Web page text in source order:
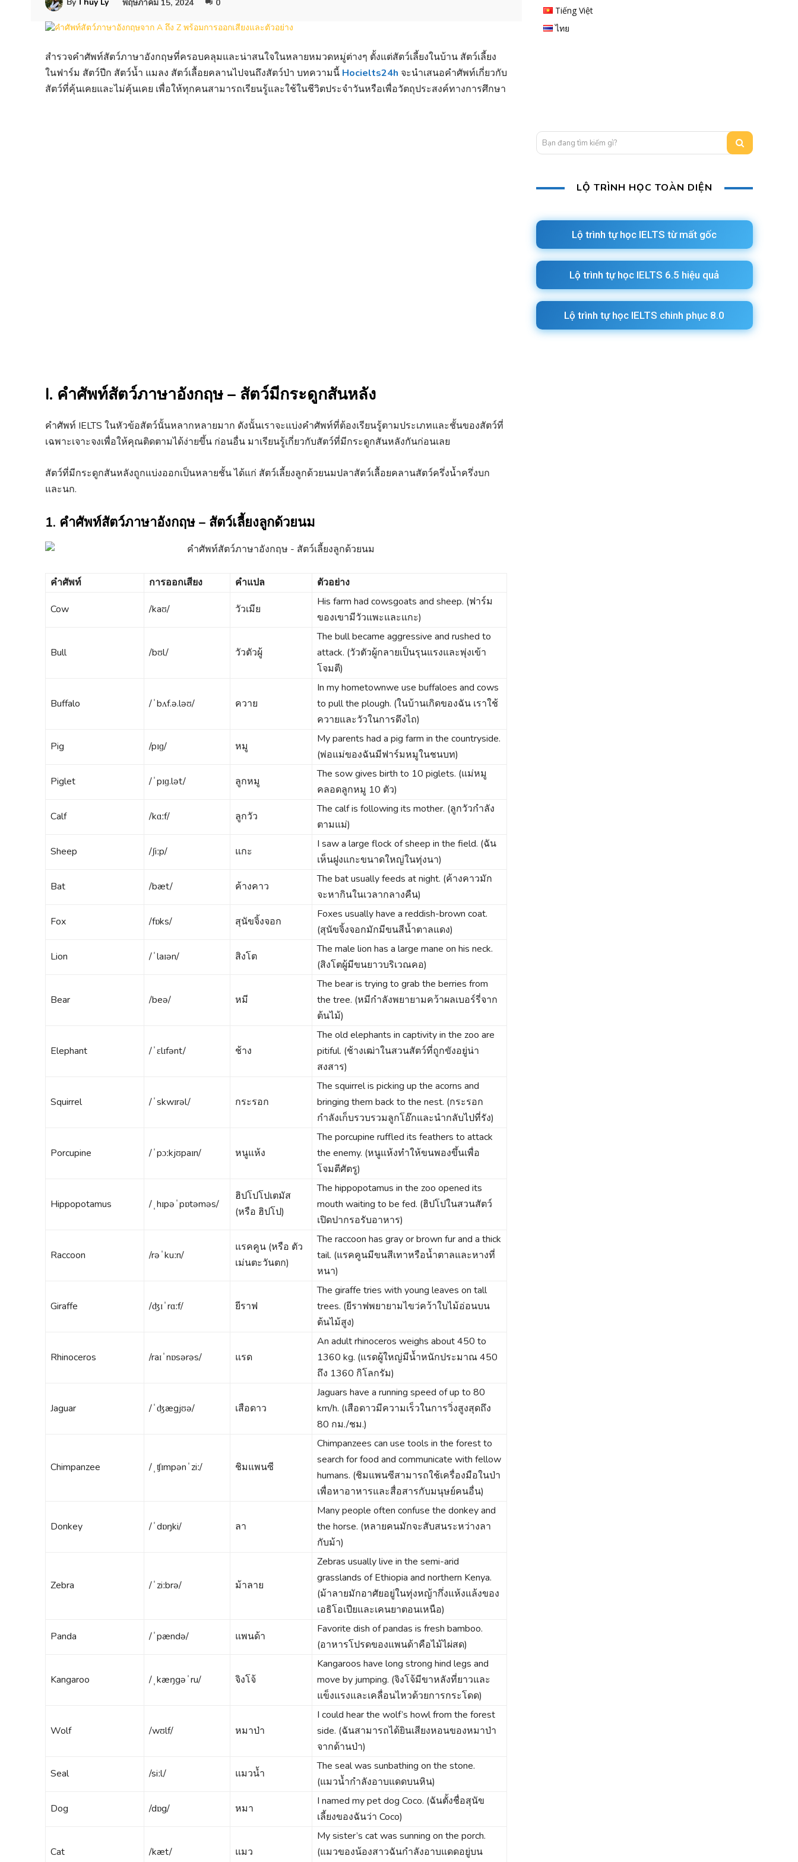
พฤษภาคม 15, 2024 0
สำรวจคำศัพท์สัตว์ภาษาอังกฤษที่ครอบคลุมและน่าสนใจในหลายหมวดหมู่ต่างๆ ตั้งแต่สัตว์เลี้ยงในบ้าน สัตว์เลี้ยง
ในฟาร์ม สัตว์ปีก สัตว์น้ำ แมลง สัตว์เลื้อยคลานไปจนถึงสัตว์ป่า บทความนี้ Hocielts24h จะนำเสนอคำศัพท์เกี่ยวกับ
สัตว์ที่คุ้นเคยและไม่คุ้นเคย เพื่อให้ทุกคนสามารถเรียนรู้และใช้ในชีวิตประจำวันหรือเพื่อวัตถุประสงค์ทางการศึกษา
I. คำศัพท์สัตว์ภาษาอังกฤษ – สัตว์มีกระดูกสันหลัง
คำศัพท์ IELTS ในหัวข้อสัตว์นั้นหลากหลายมาก ดังนั้นเราจะแบ่งคำศัพท์ที่ต้องเรียนรู้ตามประเภทและชั้นของสัตว์ที่
เฉพาะเจาะจงเพื่อให้คุณติดตามได้ง่ายขึ้น ก่อนอื่น มาเรียนรู้เกี่ยวกับสัตว์ที่มีกระดูกสันหลังกันก่อนเลย
สัตว์ที่มีกระดูกสันหลังถูกแบ่งออกเป็นหลายชั้น ได้แก่ สัตว์เลี้ยงลูกด้วยนมปลาสัตว์เลื้อยคลานสัตว์ครึ่งน้ำครึ่งบก
และนก.
1. คำศัพท์สัตว์ภาษาอังกฤษ – สัตว์เลี้ยงลูกด้วยนม
คำศัพท์ การออกเสียง คำแปล ตัวอย่าง
Cow /kaʊ/ วัวเมีย
His farm had cowsgoats and sheep. (ฟาร์ม
ของเขามีวัวแพะและแกะ)
Bull /bʊl/ วัวตัวผู้
The bull became aggressive and rushed to
attack. (วัวตัวผู้กลายเป็นรุนแรงและพุ่งเข้า
โจมตี)
Buffalo /ˈbʌf.ə.ləʊ/ ควาย
In my hometownwe use buffaloes and cows
to pull the plough. (ในบ้านเกิดของฉัน เราใช้
ควายและวัวในการดึงไถ)
Pig /pɪɡ/ หมู
My parents had a pig farm in the countryside.
(พ่อแม่ของฉันมีฟาร์มหมูในชนบท)
Piglet /ˈpɪɡ.lət/ ลูกหมู
The sow gives birth to 10 piglets. (แม่หมู
คลอดลูกหมู 10 ตัว)
Calf /kɑːf/ ลูกวัว
The calf is following its mother. (ลูกวัวกำลัง
ตามแม่)
Sheep /ʃiːp/ แกะ
I saw a large flock of sheep in the field. (ฉัน
เห็นฝูงแกะขนาดใหญ่ในทุ่งนา)
Bat /bæt/ ค้างคาว
The bat usually feeds at night. (ค้างคาวมัก
จะหากินในเวลากลางคืน)
Fox /fɒks/ สุนัขจิ้งจอก
Foxes usually have a reddish-brown coat.
(สุนัขจิ้งจอกมักมีขนสีน้ำตาลแดง)
Lion /ˈlaɪən/ สิงโต
The male lion has a large mane on his neck.
(สิงโตผู้มีขนยาวบริเวณคอ)
Bear /beə/ หมี
The bear is trying to grab the berries from
the tree. (หมีกำลังพยายามคว้าผลเบอร์รี่จาก
ต้นไม้)
Elephant /ˈɛlɪfənt/ ช้าง
The old elephants in captivity in the zoo are
pitiful. (ช้างเฒ่าในสวนสัตว์ที่ถูกขังอยู่น่า
สงสาร)
Squirrel /ˈskwɪrəl/ กระรอก
The squirrel is picking up the acorns and
bringing them back to the nest. (กระรอก
กำลังเก็บรวบรวมลูกโอ๊กและนำกลับไปที่รัง)
Porcupine /ˈpɔːkjʊpaɪn/ หนูแห้ง
The porcupine ruffled its feathers to attack
the enemy. (หนูแห้งทำให้ขนพองขึ้นเพื่อ
โจมตีศัตรู)
Hippopotamus /ˌhɪpəˈpɒtəməs/
ฮิปโปโปเตมัส
(หรือ ฮิปโป)
The hippopotamus in the zoo opened its
mouth waiting to be fed. (ฮิปโปในสวนสัตว์
เปิดปากรอรับอาหาร)
Raccoon /rəˈkuːn/
แรคคูน (หรือ ตัว
เม่นตะวันตก)
The raccoon has gray or brown fur and a thick
tail. (แรคคูนมีขนสีเทาหรือน้ำตาลและหางที่
หนา)
Giraffe /ʤɪˈrɑːf/ ยีราฟ
The giraffe tries with young leaves on tall
trees. (ยีราฟพยายามไขว่คว้าใบไม้อ่อนบน
ต้นไม้สูง)
Rhinoceros /raɪˈnɒsərəs/ แรด
An adult rhinoceros weighs about 450 to
1360 kg. (แรดผู้ใหญ่มีน้ำหนักประมาณ 450
ถึง 1360 กิโลกรัม)
Jaguar /ˈʤægjʊə/ เสือดาว
Jaguars have a running speed of up to 80
km/h. (เสือดาวมีความเร็วในการวิ่งสูงสุดถึง
80 กม./ชม.)
Chimpanzee /ˌʧɪmpənˈziː/ ชิมแพนซี
Chimpanzees can use tools in the forest to
search for food and communicate with fellow
humans. (ชิมแพนซีสามารถใช้เครื่องมือในป่า
เพื่อหาอาหารและสื่อสารกับมนุษย์คนอื่น)
Donkey /ˈdɒŋki/ ลา
Many people often confuse the donkey and
the horse. (หลายคนมักจะสับสนระหว่างลา
กับม้า)
Zebra /ˈziːbrə/ ม้าลาย
Zebras usually live in the semi-arid
grasslands of Ethiopia and northern Kenya.
(ม้าลายมักอาศัยอยู่ในทุ่งหญ้ากึ่งแห้งแล้งของ
เอธิโอเปียและเคนยาตอนเหนือ)
Panda /ˈpændə/ แพนด้า
Favorite dish of pandas is fresh bamboo.
(อาหารโปรดของแพนด้าคือไม้ไผ่สด)
Kangaroo /ˌkæŋgəˈru/ จิงโจ้
Kangaroos have long strong hind legs and
move by jumping. (จิงโจ้มีขาหลังที่ยาวและ
แข็งแรงและเคลื่อนไหวด้วยการกระโดด)
Wolf /wʊlf/ หมาป่า
I could hear the wolf’s howl from the forest
side. (ฉันสามารถได้ยินเสียงหอนของหมาป่า
จากด้านป่า)
Seal /siːl/ แมวน้ำ
The seal was sunbathing on the stone.
(แมวน้ำกำลังอาบแดดบนหิน)
Dog /dɒg/ หมา
I named my pet dog Coco. (ฉันตั้งชื่อสุนัข
เลี้ยงของฉันว่า Coco)
Cat /kæt/ แมว
My sister’s cat was sunning on the porch.
(แมวของน้องสาวฉันกำลังอาบแดดอยู่บน
Tiếng Việt
ไทย
Bạn đang tìm kiếm gì?
LỘ TRÌNH HỌC TOÀN DIỆN
Lộ trình tự học IELTS từ mất gốc
Lộ trình tự học IELTS 6.5 hiệu quả
Lộ trình tự học IELTS chinh phục 8.0